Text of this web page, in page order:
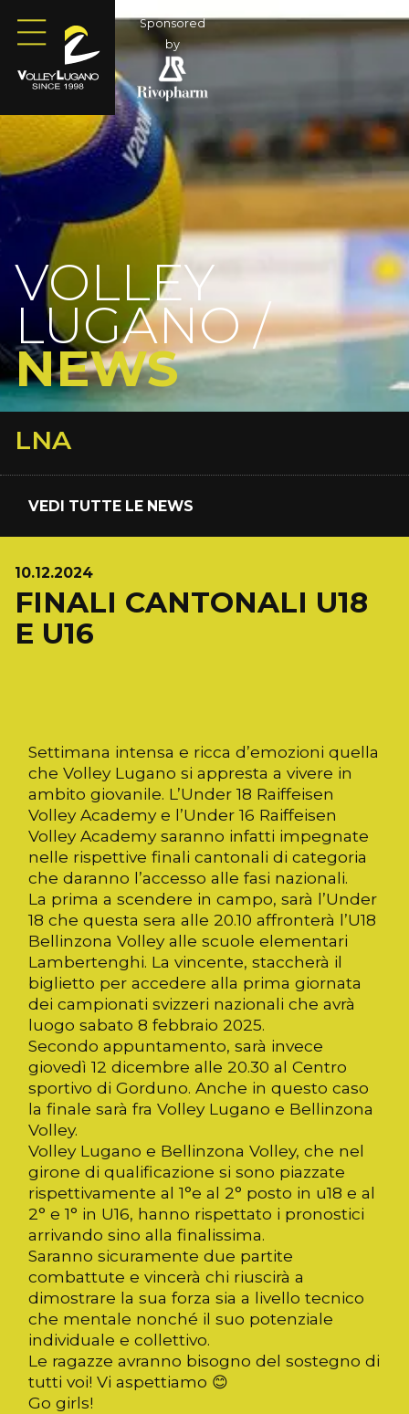
Sponsored
by
VOLLEY
LUGANO /
NEWS
LNA
VEDI TUTTE LE NEWS
10.12.2024
FINALI CANTONALI U18
E U16
Settimana intensa e ricca d’emozioni quella
che Volley Lugano si appresta a vivere in
ambito giovanile. L’Under 18 Raiffeisen
Volley Academy e l’Under 16 Raiffeisen
Volley Academy saranno infatti impegnate
nelle rispettive finali cantonali di categoria
che daranno l’accesso alle fasi nazionali.
La prima a scendere in campo, sarà l’Under
18 che questa sera alle 20.10 affronterà l’U18
Bellinzona Volley alle scuole elementari
Lambertenghi. La vincente, staccherà il
biglietto per accedere alla prima giornata
dei campionati svizzeri nazionali che avrà
luogo sabato 8 febbraio 2025.
Secondo appuntamento, sarà invece
giovedì 12 dicembre alle 20.30 al Centro
sportivo di Gorduno. Anche in questo caso
la finale sarà fra Volley Lugano e Bellinzona
Volley.
Volley Lugano e Bellinzona Volley, che nel
girone di qualificazione si sono piazzate
rispettivamente al 1°e al 2° posto in u18 e al
2° e 1° in U16, hanno rispettato i pronostici
arrivando sino alla finalissima.
Saranno sicuramente due partite
combattute e vincerà chi riuscirà a
dimostrare la sua forza sia a livello tecnico
che mentale nonché il suo potenziale
individuale e collettivo.
Le ragazze avranno bisogno del sostegno di
tutti voi! Vi aspettiamo 😊
Go girls!